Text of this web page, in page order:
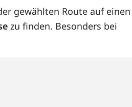
gewählten Route auf einen
zu finden. Besonders bei